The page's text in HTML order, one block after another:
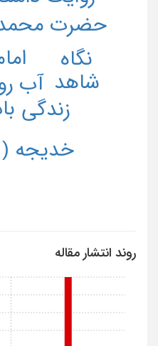
آب
حضرت
خدیجه
زندگی
شاهد
نگاه
روند انتشار مقاله